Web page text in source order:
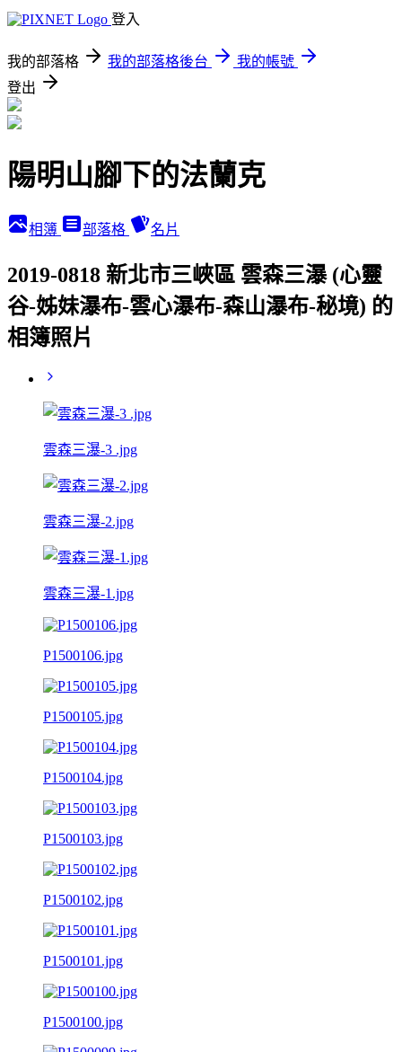
登入
我的部落格 我的部落格後台
我的帳號
登出
陽明山腳下的法蘭克
相簿 部落格 名片
2019-0818 新北市三峽區 雲森三瀑 (心靈
谷-姊妹瀑布-雲心瀑布-森山瀑布-秘境) 的
相簿照片
雲森三瀑-3 .jpg
雲森三瀑-2.jpg
雲森三瀑-1.jpg
P1500106.jpg
P1500105.jpg
P1500104.jpg
P1500103.jpg
P1500102.jpg
P1500101.jpg
P1500100.jpg